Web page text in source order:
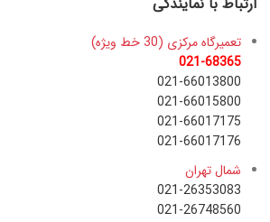
تعمیرگاه مرکزی (30 خط ویژه)
021-68365
021-66013800
021-66015800
021-66017175
021-66017176
شمال تهران
021-26353083
021-26748560